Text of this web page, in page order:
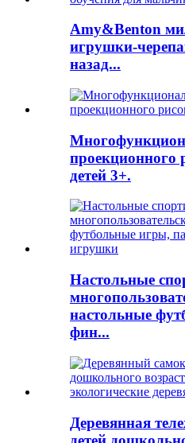
Amy&Benton
игрушки-
назад...
проекционного
детей 3+.
Настольные
настольные
фин...
Деревянная